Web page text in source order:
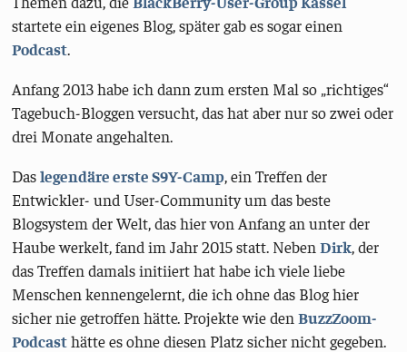
startete ein eigenes Blog, später gab es sogar einen
Podcast.
Anfang 2013 habe ich dann zum ersten Mal so „richtiges“
Tagebuch-Bloggen versucht, das hat aber nur so zwei oder
drei Monate angehalten.
Daslegendäre erste S9Y-Camp, ein Treffen der
Entwickler- und User-Community um das beste
Blogsystem der Welt, das hier von Anfang an unter der
Haube werkelt, fand im Jahr 2015 statt. NebenDirk, der
das Treffen damals initiiert hat habe ich viele liebe
Menschen kennengelernt, die ich ohne das Blog hier
sicher nie getroffen hätte. Projekte wie denBuzzZoom-
Podcasthätte es ohne diesen Platz sicher nicht gegeben.